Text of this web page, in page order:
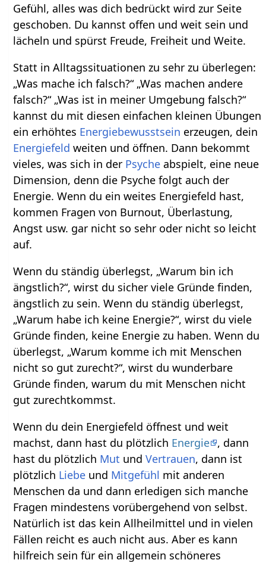
Gefühl, alles was dich bedrückt wird zur Seite
geschoben. Du kannst offen und weit sein und
lächeln und spürst Freude, Freiheit und Weite.
Statt in Alltagssituationen zu sehr zu überlegen:
„Was mache ich falsch?“ „Was machen andere
falsch?“ „Was ist in meiner Umgebung falsch?“
kannst du mit diesen einfachen kleinen Übungen
ein erhöhtes Energiebewusstsein erzeugen, dein
Energiefeld weiten und öffnen. Dann bekommt
vieles, was sich in der Psyche abspielt, eine neue
Dimension, denn die Psyche folgt auch der
Energie. Wenn du ein weites Energiefeld hast,
kommen Fragen von Burnout, Überlastung,
Angst usw. gar nicht so sehr oder nicht so leicht
auf.
Wenn du ständig überlegst, „Warum bin ich
ängstlich?“, wirst du sicher viele Gründe finden,
ängstlich zu sein. Wenn du ständig überlegst,
„Warum habe ich keine Energie?“, wirst du viele
Gründe finden, keine Energie zu haben. Wenn du
überlegst, „Warum komme ich mit Menschen
nicht so gut zurecht?“, wirst du wunderbare
Gründe finden, warum du mit Menschen nicht
gut zurechtkommst.
Wenn du dein Energiefeld öffnest und weit
machst, dann hast du plötzlich Energie , dann
hast du plötzlich Mut undVertrauen, dann ist
plötzlich Liebe und Mitgefühl mit anderen
Menschen da und dann erledigen sich manche
Fragen mindestens vorübergehend von selbst.
Natürlich ist das kein Allheilmittel und in vielen
Fällen reicht es auch nicht aus. Aber es kann
hilfreich sein für ein allgemein schöneres